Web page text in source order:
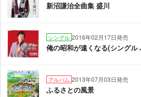
新沼謙治全曲集 盛川
シングル 2016年02月17日発売
俺の昭和が遠くなる(シングル
アルバム 2013年07月03日発売
ふるさとの風景